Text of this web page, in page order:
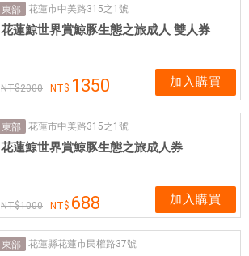
東部 花蓮市中美路315之1號
花蓮鯨世界賞鯨豚生態之旅成人 雙人券
2000 1350 加入購買
東部 花蓮市中美路315之1號
花蓮鯨世界賞鯨豚生態之旅成人券
1000 688 加入購買
東部 花蓮縣花蓮市民權路37號